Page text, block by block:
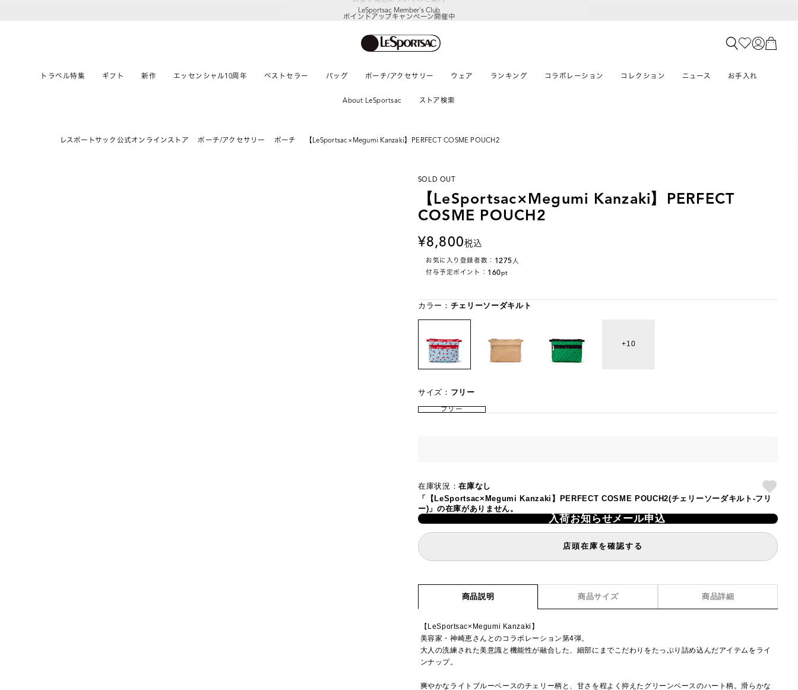
LeSportsac Member's Club
ポイントアップキャンペーン開催中
トラベル特集 ギフト 新作 エッセンシャル10周年 ベストセラー バッグ ポーチ/アクセサリー ウェア ランキング コラボレーション コレクション ニュース お手入れ
About LeSportsac ストア検索
レスポートサック公式オンラインストア ポーチ/アクセサリー ポーチ 【LeSportsac×Megumi Kanzaki】PERFECT COSME POUCH2
SOLD OUT
【LeSportsac×Megumi Kanzaki】PERFECT
COSME POUCH2
8,800税込
お気に入り登録者数： 1275 人
付与予定ポイント： 160pt
カラー： チェリーソーダキルト
10
サイズ： フリー
フリー
在庫状況：在庫なし
「【LeSportsac×Megumi Kanzaki】PERFECT COSME POUCH2(チェリーソーダキルト-フリ
ー)」の在庫がありません。
入荷お知らせメール申込
店頭在庫を確認する
商品説明 商品サイズ 商品詳細
【LeSportsac×Megumi Kanzaki】
美容家・神崎恵さんとのコラボレーション第4弾。
大人の洗練された美意識と機能性が融合した、細部にまでこだわりをたっぷり詰め込んだアイテムをライ
ンナップ。
爽やかなライトブルーベースのチェリー柄と、甘さを程よく抑えたグリーンベースのハート柄。滑らかな